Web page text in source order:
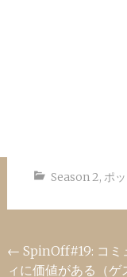
Season 2, ポ
Post
← SpinOff#19: コミ
ィに価値がある（ゲ